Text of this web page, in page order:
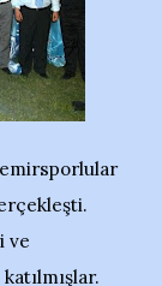
ve